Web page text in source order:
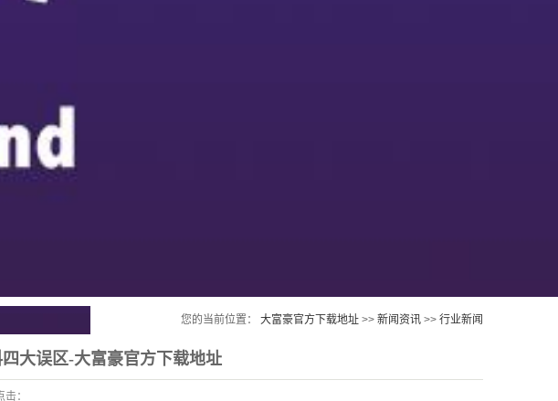
您的当前位置： 大富豪官方下载地址 >> 新闻资讯 >> 行业新闻
大误区-大富豪官方下载地址
：